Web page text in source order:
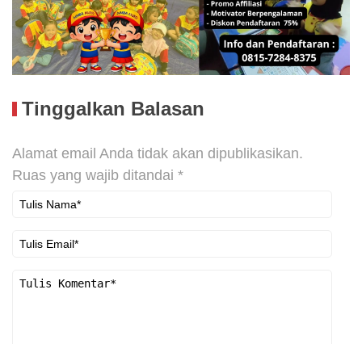
Tinggalkan Balasan
Alamat email Anda tidak akan dipublikasikan.
Ruas yang wajib ditandai *